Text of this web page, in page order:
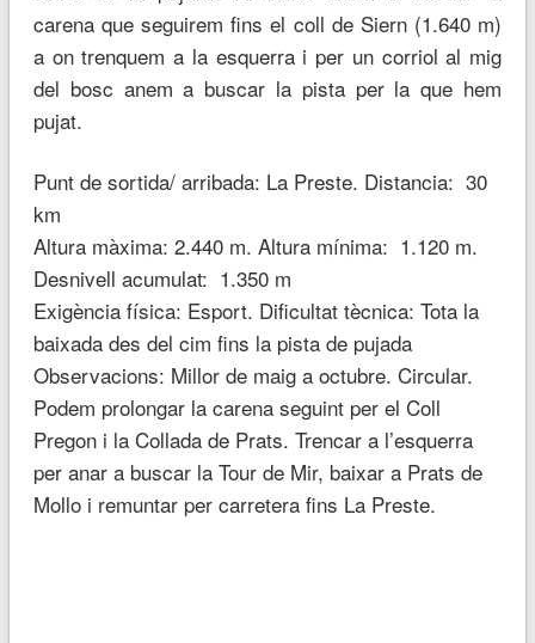
carena que seguirem fins el coll de Siern (1.640 m)
a on trenquem a la esquerra i per un corriol al mig
del bosc anem a buscar la pista per la que hem
pujat.
Punt de sortida/ arribada: La Preste. Distancia: 30
km
Altura màxima: 2.440 m. Altura mínima: 1.120 m.
Desnivell acumulat: 1.350 m
Exigència física: Esport. Dificultat tècnica: Tota la
baixada des del cim fins la pista de pujada
Observacions: Millor de maig a octubre. Circular.
Podem prolongar la carena seguint per el Coll
Pregon i la Collada de Prats. Trencar a l’esquerra
per anar a buscar la Tour de Mir, baixar a Prats de
Mollo i remuntar per carretera fins La Preste.